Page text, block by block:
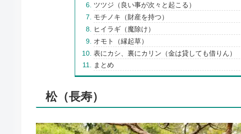
ツツジ（良い事が次々と起こる）
モチノキ（財産を持つ）
ヒイラギ（魔除け）
オモト（縁起草）
表にカシ、裏にカリン（金は貸しても借りん）
まとめ
松（長寿）